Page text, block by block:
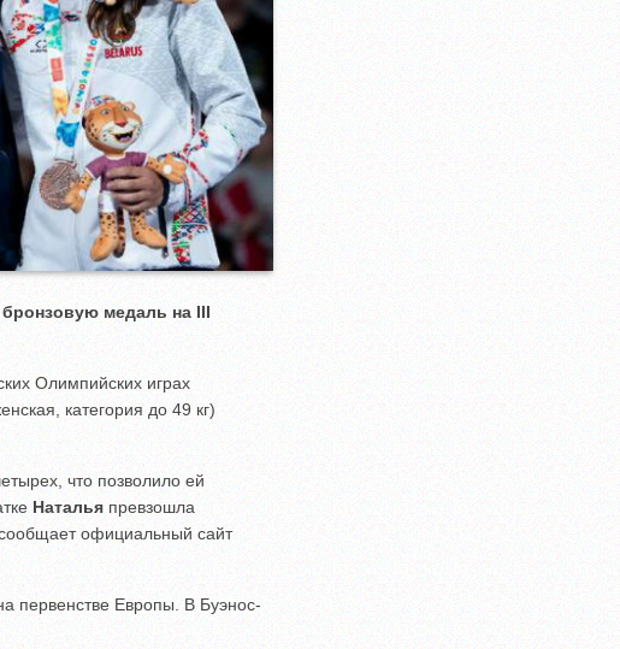
медаль на III
Олимпийских играх
категория до 49 кг)
что позволило ей
Наталья превзошла
официальный сайт
первенстве Европы. В Буэнос-